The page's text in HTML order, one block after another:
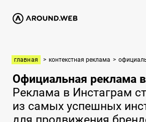
главная > контекстная реклама >
Официальная реклама
Реклама в Инстаграм
из самых успешных